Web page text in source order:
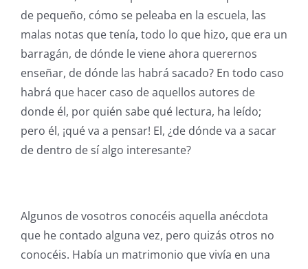
de pequeño, cómo se peleaba en la escuela, las
malas notas que tenía, todo lo que hizo, que era un
barragán, de dónde le viene ahora querernos
enseñar, de dónde las habrá sacado? En todo caso
habrá que hacer caso de aquellos autores de
donde él, por quién sabe qué lectura, ha leído;
pero él, ¡qué va a pensar! El, ¿de dónde va a sacar
de dentro de sí algo interesante?
Algunos de vosotros conocéis aquella anécdota
que he contado alguna vez, pero quizás otros no
conocéis. Había un matrimonio que vivía en una